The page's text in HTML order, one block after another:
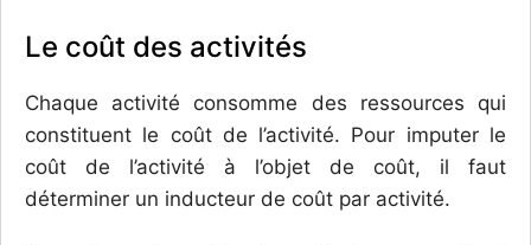
Le coût des activités
Chaque activité consomme des ressources qui
constituent le coût de l’activité. Pour imputer le
coût de l’activité à l’objet de coût, il faut
déterminer un inducteur de coût par activité.